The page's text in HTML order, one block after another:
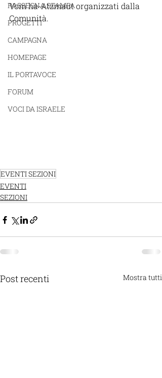
RASSEGNA STAMPA
PROGETTI
CAMPAGNA
HOMEPAGE
IL PORTAVOCE
FORUM
VOCI DA ISRAELE
Yom ha-Atzmaut organizzati dalla
Comunità.
EVENTI SEZIONI
EVENTI
SEZIONI
Post recenti Mostra tutti